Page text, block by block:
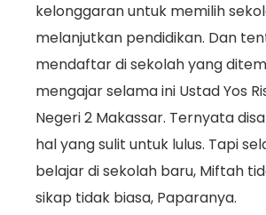
kelonggaran untuk memilih
melanjutkan pendidikan. Dan
mendaftar di sekolah yang
mengajar selama ini Ustad Yos
Negeri 2 Makassar. Ternyata
hal yang sulit untuk lulus. Tapi
belajar di sekolah baru, Miftah
sikap tidak biasa, Paparanya.